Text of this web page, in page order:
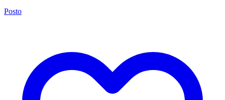
Posto